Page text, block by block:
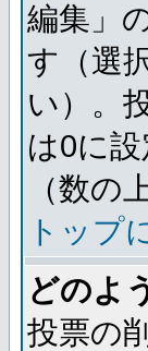
編集」
す（選
い）。
は0に
（数の
トップ
どのよ
投票の